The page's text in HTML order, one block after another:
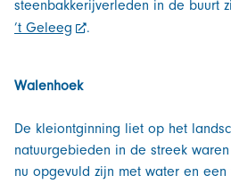
steenbakkerijverleden in de buurt
’t Geleeg
.
Walenhoek
De kleiontginning liet op het
natuurgebieden in de streek
nu opgevuld zijn met water en